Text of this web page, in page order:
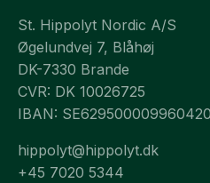
St. Hippolyt Nordic A/S
Øgelundvej 7, Blåhøj
DK-7330 Brande
CVR: DK 10026725
IBAN:
hippolyt@hippolyt.dk
+45 7020 5344